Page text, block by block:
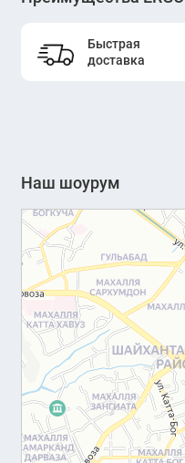
Быстрая
доставка
Наш шоурум